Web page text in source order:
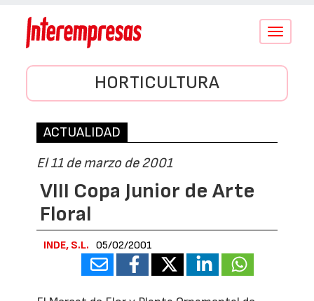
Conmutar
HORTICULTURA
ACTUALIDAD
El 11 de marzo de 2001
VIII Copa Junior de Arte
Floral
INDE, S.L. 05/02/2001